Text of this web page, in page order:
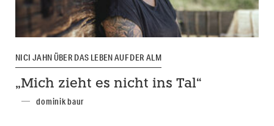
NICI JAHN ÜBER DAS LEBEN AUF DER ALM
„Mich zieht es nicht ins Tal“
dominik baur